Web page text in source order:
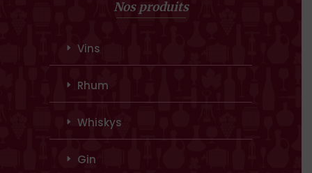
Nos produits
Vins
Rhum
Whiskys
Gin